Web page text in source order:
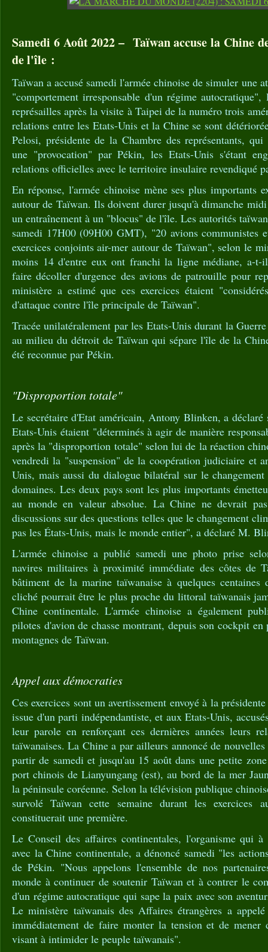
Samedi 6 Août 2022 – Taïwan accuse la Chine
de l'île :
Taïwan a accusé samedi l'armée chinoise de simuler une
"comportement irresponsable d'un régime
représailles après la visite à Taipei de la numéro trois
relations entre les Etats-Unis et la Chine se sont
Pelosi, présidente de la Chambre des représentants,
une "provocation" par Pékin, les Etats-Unis s'étant
relations officielles avec le territoire insulaire revendiqué
En réponse, l'armée chinoise mène ses plus importants
autour de Taïwan. Ils doivent durer jusqu'à dimanche
un entraînement à un "blocus" de l'île. Les autorités
samedi 17H00 (09H00 GMT), "20 avions communistes
exercices conjoints air-mer autour de Taïwan", selon le
moins 14 d'entre eux ont franchi la ligne médiane, a-t-
faire décoller d'urgence des avions de patrouille pour
ministère a estimé que ces exercices étaient
d'attaque contre l'île principale de Taïwan".
Tracée unilatéralement par les Etats-Unis durant la
au milieu du détroit de Taïwan qui sépare l'île de la
été reconnue par Pékin.
"Disproportion totale"
Le secrétaire d'Etat américain, Antony Blinken, a
Etats-Unis étaient "déterminés à agir de manière
après la "disproportion totale" selon lui de la réaction
vendredi la "suspension" de la coopération judiciaire et
Unis, mais aussi du dialogue bilatéral sur le
domaines. Les deux pays sont les plus importants
au monde en valeur absolue. La Chine ne devrait
discussions sur des questions telles que le changement
pas les États-Unis, mais le monde entier", a déclaré M.
L'armée chinoise a publié samedi une photo prise
navires militaires à proximité immédiate des côtes de
bâtiment de la marine taïwanaise à quelques centaines
cliché pourrait être le plus proche du littoral taïwanais
Chine continentale. L'armée chinoise a également
pilotes d'avion de chasse montrant, depuis son cockpit
montagnes de Taïwan.
Appel aux démocraties
Ces exercices sont un avertissement envoyé à la
issue d'un parti indépendantiste, et aux Etats-Unis,
leur parole en renforçant ces dernières années leurs
taïwanaises. La Chine a par ailleurs annoncé de
partir de samedi et jusqu'au 15 août dans une petite
port chinois de Lianyungang (est), au bord de la mer
la péninsule coréenne. Selon la télévision publique
survolé Taïwan cette semaine durant les
constituerait une première.
Le Conseil des affaires continentales, l'organisme qui
avec la Chine continentale, a dénoncé samedi "les
de Pékin. "Nous appelons l'ensemble de nos
monde à continuer de soutenir Taïwan et à contrer le
d'un régime autocratique qui sape la paix avec son
Le ministère taïwanais des Affaires étrangères a
immédiatement de faire monter la tension et de mener
visant à intimider le peuple taïwanais".